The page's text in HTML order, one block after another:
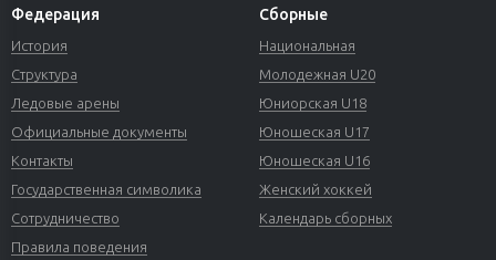
Федерация
История
Структура
Ледовые арены
Официальные документы
Контакты
Государственная символика
Сотрудничество
Правила поведения
Сборные
Национальная
Молодежная U20
Юниорская U18
Юношеская U17
Юношеская U16
Женский хоккей
Календарь сборных